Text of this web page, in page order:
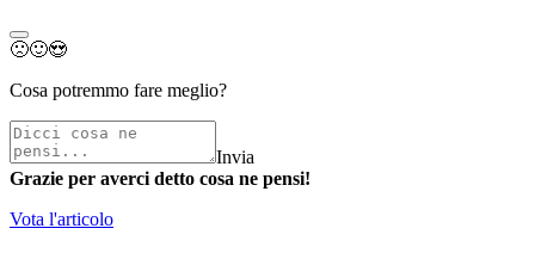
🙁🙂😍
Cosa potremmo fare meglio?
Invia
Grazie per averci detto cosa ne pensi!
Vota l'articolo